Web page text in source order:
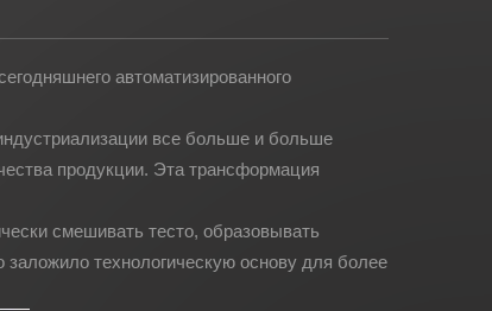
автоматизированного
все больше и больше
продукции. Эта трансформация
смешивать тесто, образовывать
технологическую основу для более